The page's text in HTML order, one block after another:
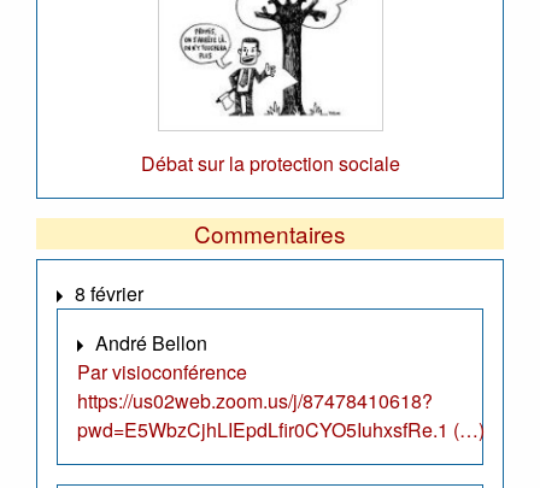
Débat sur la protection sociale
Commentaires
8 février
André Bellon
Par visioconférence
https://us02web.zoom.us/j/87478410618?
pwd=E5WbzCjhLIEpdLfir0CYO5IuhxsfRe.1 (…)